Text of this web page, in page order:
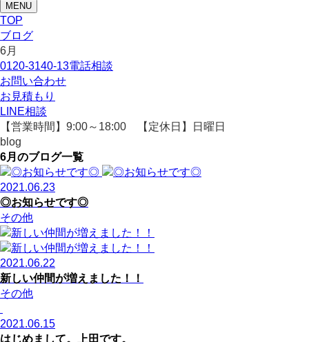
MENU
TOP
ブログ
6月
0120-3140-13電話相談
お問い合わせ
お見積もり
LINE相談
【営業時間】9:00～18:00 【定休日】日曜日
blog
6月のブログ一覧
2021.06.23
◎お知らせです◎
その他
2021.06.22
新しい仲間が増えました！！
その他
2021.06.15
はじめまして。上田です。